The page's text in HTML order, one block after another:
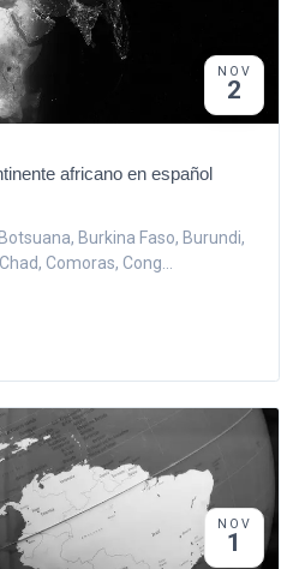
NOV
2
africano en español
Burkina Faso, Burundi,
Comoras, Cong...
NOV
1